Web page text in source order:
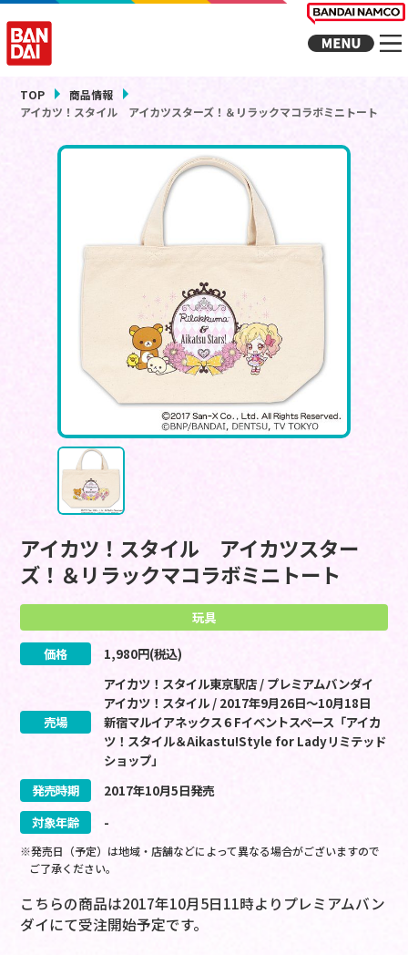
TOP
商品情報
アイカツ！スタイル アイカツスターズ！＆リラックマコラボミニトート
アイカツ！スタイル アイカツスター
ズ！＆リラックマコラボミニトート
玩具
価格 1,980円(税込)
売場
アイカツ！スタイル東京駅店 / プレミアムバンダイ
アイカツ！スタイル / 2017年9月26日～10月18日
新宿マルイアネックス６Fイベントスペース「アイカ
ツ！スタイル＆Aikastu!Style for Ladyリミテッド
ショップ」
発売時期
2017年10月5日発売
対象年齢
-
※発売日（予定）は地域・店舗などによって異なる場合がございますので
ご了承ください。
こちらの商品は2017年10月5日11時よりプレミアムバン
ダイにて受注開始予定です。